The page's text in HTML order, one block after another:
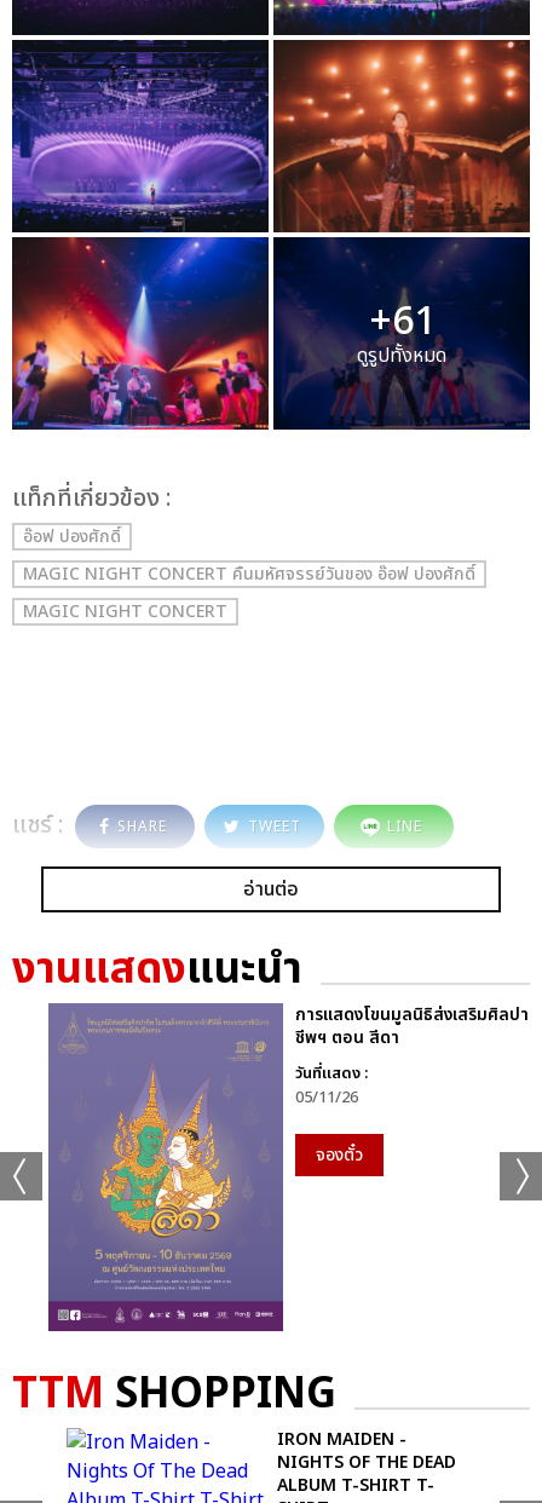
+61
ดูรูปทั้งหมด
เเท็กที่เกี่ยวข้อง :
อ๊อฟ ปองศักดิ์
MAGIC NIGHT CONCERT คืนมหัศจรรย์วันของ อ๊อฟ ปองศักดิ์
MAGIC NIGHT CONCERT
แชร์ : SHARE TWEET LINE
อ่านต่อ
งานแสดงแนะนำ
การแสดงโขนมูลนิธิส่งเสริมศิลปา
ชีพฯ ตอน สีดา
วันที่แสดง :
05/11/26
จองตั๋ว
TTM SHOPPING
IRON MAIDEN -
NIGHTS OF THE DEAD
ALBUM T-SHIRT T-